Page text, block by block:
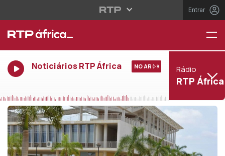
Entrar
Noticiários RTP África NO AR Rádio
RTP África